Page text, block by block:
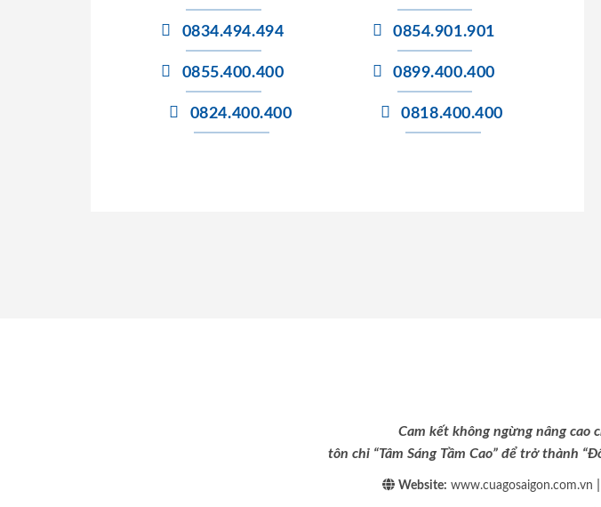
0834.494.494
0855.400.400
0824.400.400
0854.901.901
0899.400.400
0818.400.400
Cam kết không ngừng nâng cao
tôn chỉ “Tâm Sáng Tầm Cao” để trở thành
Website: www.cuagosaigon.com.vn